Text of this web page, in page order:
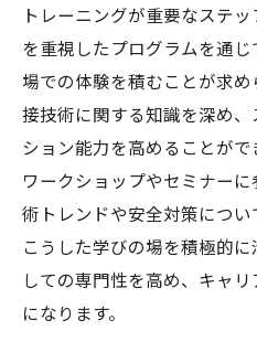
トレーニングが重要なステ
を重視したプログラムを通
場での体験を積むことが求
接技術に関する知識を深め
ション能力を高めることが
ワークショップやセミナー
術トレンドや安全対策につい
こうした学びの場を積極的
しての専門性を高め、キャ
になります。